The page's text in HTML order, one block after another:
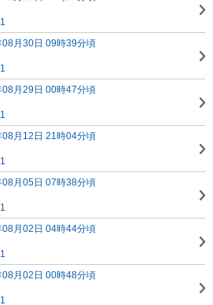
月30日 09時39分頃
月29日 00時47分頃
月12日 21時04分頃
月05日 07時38分頃
月02日 04時44分頃
月02日 00時48分頃